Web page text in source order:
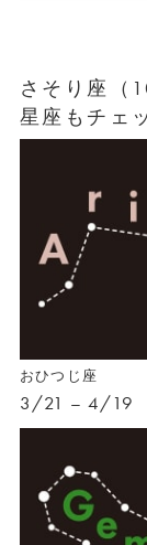
さそり座（
星座もチェ
おひつじ座
3/21 – 4/19